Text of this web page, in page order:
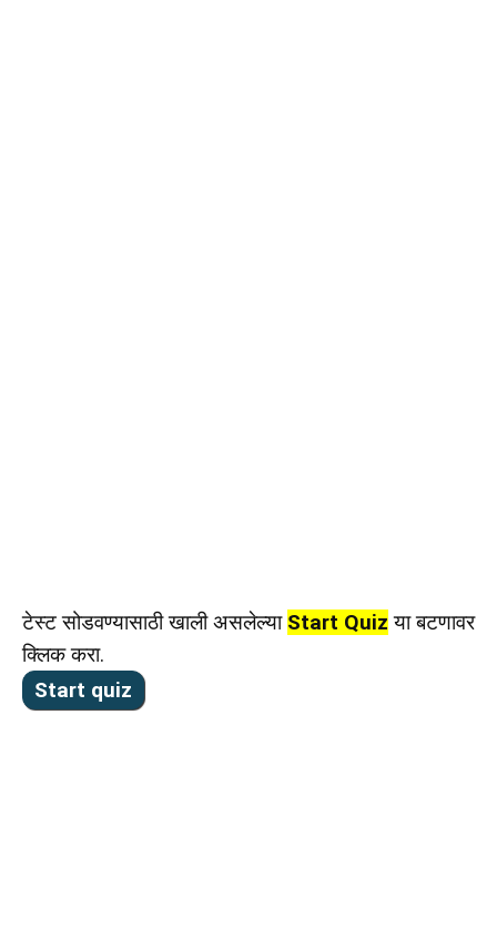
टेस्ट सोडवण्यासाठी खाली असलेल्या Start Quiz या बटणावर
क्लिक करा.